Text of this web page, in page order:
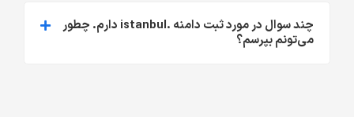
چند سوال در مورد ثبت دامنه .istanbul دارم. چطور
می‌تونم بپرسم؟